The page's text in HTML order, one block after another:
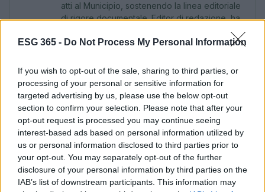
ESG 365 - Do Not Process My Personal Information
If you wish to opt-out of the sale, sharing to third parties, or
processing of your personal or sensitive information for
targeted advertising by us, please use the below opt-out
section to confirm your selection. Please note that after your
opt-out request is processed you may continue seeing
interest-based ads based on personal information utilized by
us or personal information disclosed to third parties prior to
your opt-out. You may separately opt-out of the further
disclosure of your personal information by third parties on the
IAB’s list of downstream participants. This information may
atti al Municipio, sostenendo la linea editoriale
di rigore documentale. Editor di redazione, ha
Porto Vecchio.